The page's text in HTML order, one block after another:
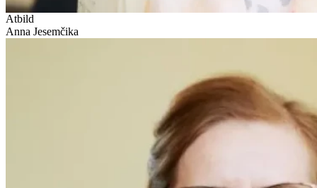
Atbild
Anna Jesemčika